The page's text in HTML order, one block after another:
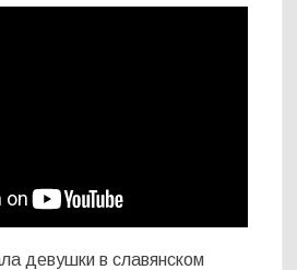
девушки в славянском